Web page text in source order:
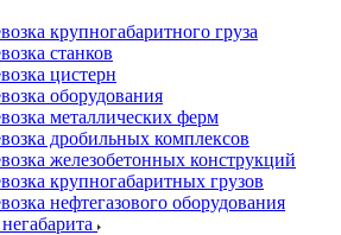
крупногабаритного груза
станков
цистерн
оборудования
металлических ферм
дробильных комплексов
железобетонных конструкций
крупногабаритных грузов
нефтегазового оборудования